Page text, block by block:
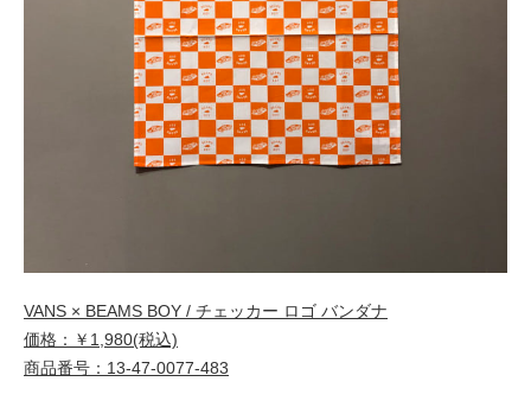
VANS × BEAMS BOY / チェッカー ロゴ バンダナ
価格：￥1,980(税込)
商品番号：13-47-0077-483